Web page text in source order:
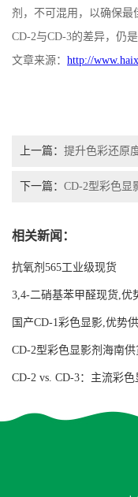
剂，不可混用，以确保最
CD-2与CD-3的差异，仍
文章来源： http://
上一篇： 提升色彩还原
化技巧
下一篇： CD-2型彩色显
相关新闻：
抗氧剂565工业级现货
3,4-二硝基苯甲醛现货,优
国产CD-1彩色显影,优势
CD-2型彩色显影剂海南供
CD-2 vs. CD-3：主流彩